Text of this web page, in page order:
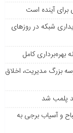
آینده است
شبکه در روزهای
بزرگ مدیریت، اخلاق
و آسیاب برجی به